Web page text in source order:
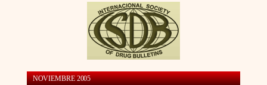
NOVIEMBRE 2005